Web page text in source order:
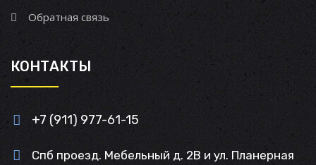
Обратная связь
КОНТАКТЫ
+7 (911) 977-61-15
Спб проезд. Мебельный д. 2В и ул. Планерная